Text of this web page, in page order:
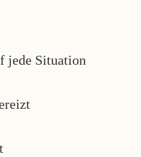
jede Situation